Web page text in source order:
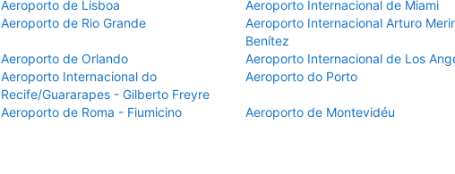
Aeroporto de Lisboa
Aeroporto Internacional de Miami
Aeroporto de Rio Grande
Aeroporto Internacional Arturo
Benítez
Aeroporto de Orlando
Aeroporto Internacional de Los
Aeroporto Internacional do
Recife/Guararapes - Gilberto Freyre
Aeroporto do Porto
Aeroporto de Roma - Fiumicino Aeroporto de Montevidéu